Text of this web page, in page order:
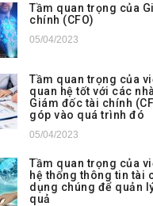
Tầm quan trọng của
chính (CFO)
05/04/2023
Tầm quan trọng của
quan hệ tốt với các
Giám đốc tài chính
góp vào quá trình đó
05/04/2023
Tầm quan trọng của
hệ thống thông tin tài
dụng chúng để quản
quả